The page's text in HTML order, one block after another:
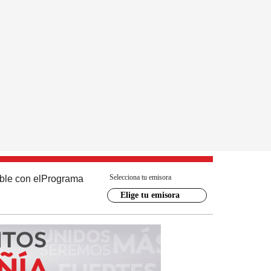
con el Programa Selecciona tu emisora
Elige tu emisora